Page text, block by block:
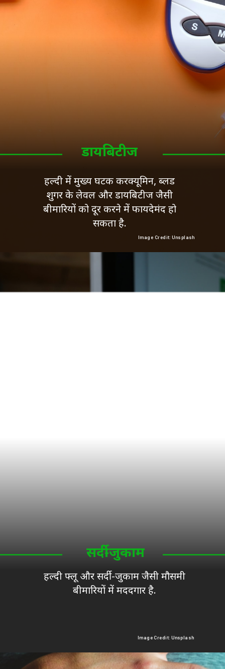
हल्दी में मुख्य घटक करक्यूमिन, ब्लड
शुगर के लेवल और डायबिटीज जैसी
बीमारियों को दूर करने में फायदेमंद हो
सकता है.
डायबिटीज
Image Credit: Unsplash
हल्दी फ्लू और सर्दी-जुकाम जैसी मौसमी
बीमारियों में मददगार है.
सर्दी-जुकाम
Image Credit: Unsplash